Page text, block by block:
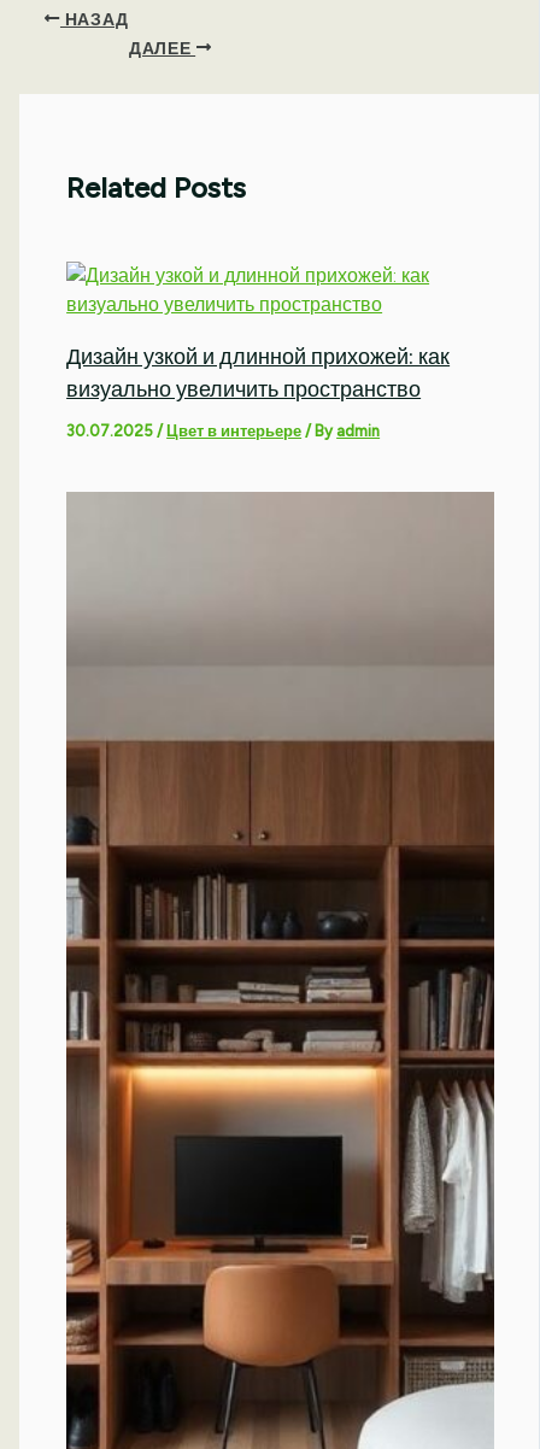
НАЗАД
ДАЛЕЕ
Related Posts
Дизайн узкой и длинной прихожей: как
визуально увеличить пространство
30.07.2025/Цвет в интерьере / Byadmin